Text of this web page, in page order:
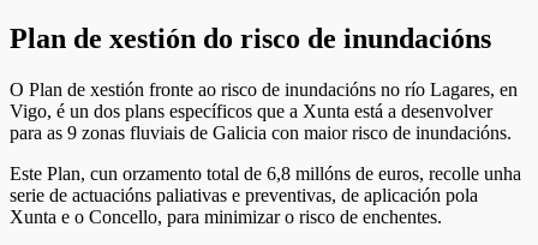
Plan de xestión do risco de inundacións
O Plan de xestión fronte ao risco de inundacións no río Lagares, en
Vigo, é un dos plans específicos que a Xunta está a desenvolver
para as 9 zonas fluviais de Galicia con maior risco de inundacións.
Este Plan, cun orzamento total de 6,8 millóns de euros, recolle unha
serie de actuacións paliativas e preventivas, de aplicación pola
Xunta e o Concello, para minimizar o risco de enchentes.